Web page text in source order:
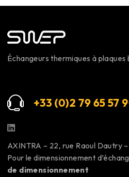
Échangeurs thermiques à plaques
+33 (0)2 79 65 57 9
AXINTRA – 22, rue Raoul Dautry
Pour le dimensionnement
de dimensionnement